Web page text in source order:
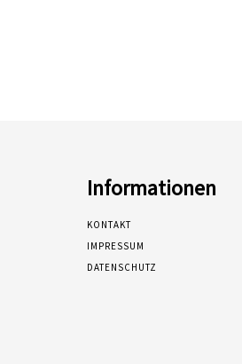
Informationen
KONTAKT
IMPRESSUM
DATENSCHUTZ